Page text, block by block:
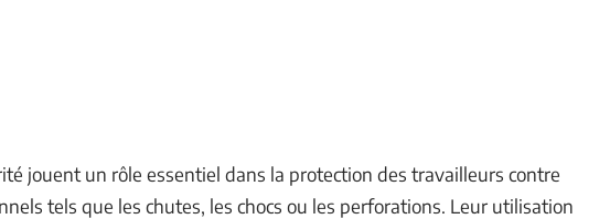
jouent un rôle essentiel dans la protection des travailleurs contre
tels que les chutes, les chocs ou les perforations. Leur utilisation